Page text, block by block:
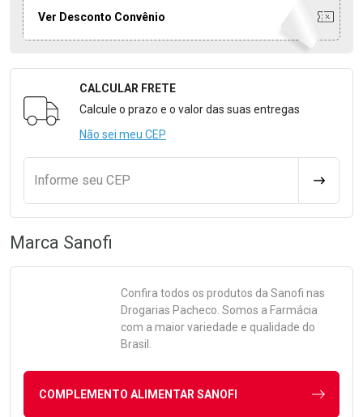
Ver Desconto Convênio
Formulário para Calcular o Frete
CALCULAR FRETE
Calcule o prazo e o valor das suas entregas
Não sei meu CEP
Informe seu CEP
Marca Sanofi
Confira todos os produtos da Sanofi nas
Drogarias Pacheco. Somos a Farmácia
com a maior variedade e qualidade do
Brasil.
COMPLEMENTO ALIMENTAR SANOFI